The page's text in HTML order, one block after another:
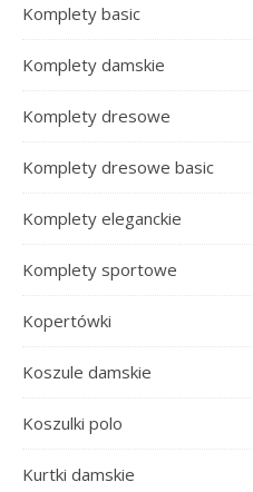
Komplety basic
Komplety damskie
Komplety dresowe
Komplety dresowe basic
Komplety eleganckie
Komplety sportowe
Kopertówki
Koszule damskie
Koszulki polo
Kurtki damskie